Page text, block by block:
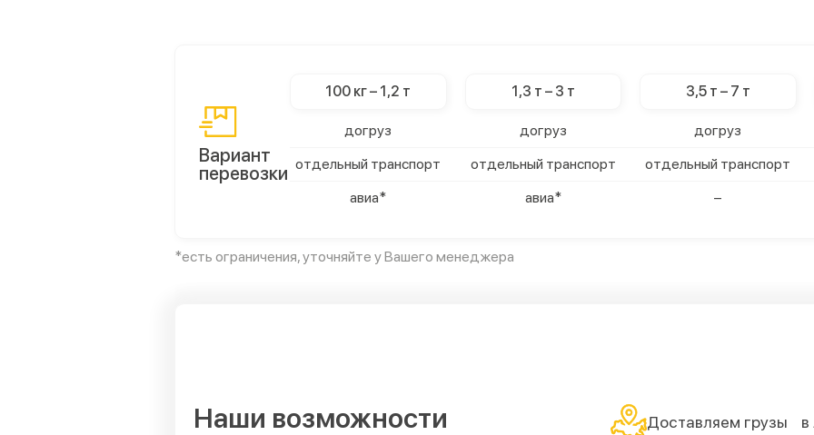
Вариант
перевозки
100 кг – 1,2 т 1,3 т – 3 т 3,5 т – 7 т
догруз догруз догруз
отдельный транспорт
отдельный транспорт отдельный транспорт
авиа*
авиа* –
*есть ограничения, уточняйте у Вашего менеджера
Наши возможности Доставляем грузы в